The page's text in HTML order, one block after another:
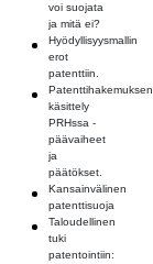
voi suojata
ja mitä ei?
Hyödyllisyysmallin
erot
patenttiin.
Patenttihakemuksen
käsittely
PRHssa -
päävaiheet
ja
päätökset.
Kansainvälinen
patenttisuoja
Taloudellinen
tuki
patentointiin: